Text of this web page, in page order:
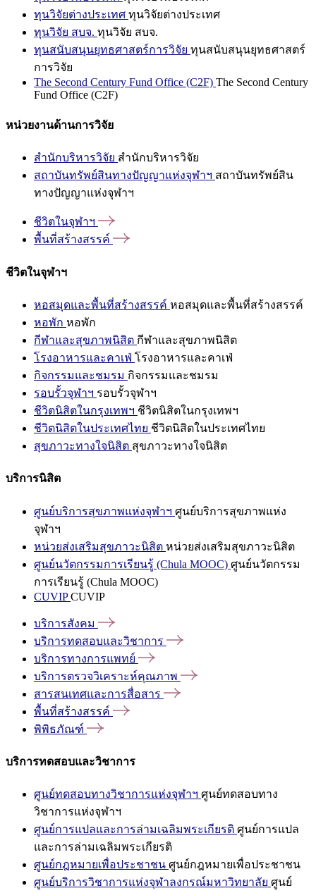
ทุนวิจัยต่างประเทศ ทุนวิจัยต่างประเทศ
ทุนวิจัย สบจ. ทุนวิจัย สบจ.
ทุนสนับสนุนยุทธศาสตร์การวิจัย ทุนสนับสนุนยุทธศาสตร์
การวิจัย
The Second Century Fund Office (C2F) The Second Century
Fund Office (C2F)
หน่วยงานด้านการวิจัย
สำนักบริหารวิจัย สำนักบริหารวิจัย
สถาบันทรัพย์สินทางปัญญาแห่งจุฬาฯ สถาบันทรัพย์สิน
ทางปัญญาแห่งจุฬาฯ
ชีวิตในจุฬาฯ
พื้นที่สร้างสรรค์
ชีวิตในจุฬาฯ
หอสมุดและพื้นที่สร้างสรรค์ หอสมุดและพื้นที่สร้างสรรค์
หอพัก หอพัก
กีฬาและสุขภาพนิสิต กีฬาและสุขภาพนิสิต
โรงอาหารและคาเฟ่ โรงอาหารและคาเฟ่
กิจกรรมและชมรม กิจกรรมและชมรม
รอบรั้วจุฬาฯ รอบรั้วจุฬาฯ
ชีวิตนิสิตในกรุงเทพฯ ชีวิตนิสิตในกรุงเทพฯ
ชีวิตนิสิตในประเทศไทย ชีวิตนิสิตในประเทศไทย
สุขภาวะทางใจนิสิต สุขภาวะทางใจนิสิต
บริการนิสิต
ศูนย์บริการสุขภาพแห่งจุฬาฯ ศูนย์บริการสุขภาพแห่ง
จุฬาฯ
หน่วยส่งเสริมสุขภาวะนิสิต หน่วยส่งเสริมสุขภาวะนิสิต
ศูนย์นวัตกรรมการเรียนรู้ (Chula MOOC) ศูนย์นวัตกรรม
การเรียนรู้ (Chula MOOC)
CUVIPCUVIP
บริการสังคม
บริการทดสอบและวิชาการ
บริการทางการแพทย์
บริการตรวจวิเคราะห์คุณภาพ
สารสนเทศและการสื่อสาร
พื้นที่สร้างสรรค์
พิพิธภัณฑ์
บริการทดสอบและวิชาการ
ศูนย์ทดสอบทางวิชาการแห่งจุฬาฯ ศูนย์ทดสอบทาง
วิชาการแห่งจุฬาฯ
ศูนย์การแปลและการล่ามเฉลิมพระเกียรติ ศูนย์การแปล
และการล่ามเฉลิมพระเกียรติ
ศูนย์กฎหมายเพื่อประชาชน ศูนย์กฎหมายเพื่อประชาชน
ศูนย์บริการวิชาการแห่งจุฬาลงกรณ์มหาวิทยาลัย ศูนย์